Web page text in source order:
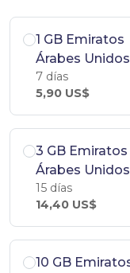
1 GB Emiratos
Árabes Unidos
7 días
5,90 US$
3 GB Emiratos
Árabes Unidos
15 días
14,40 US$
10 GB